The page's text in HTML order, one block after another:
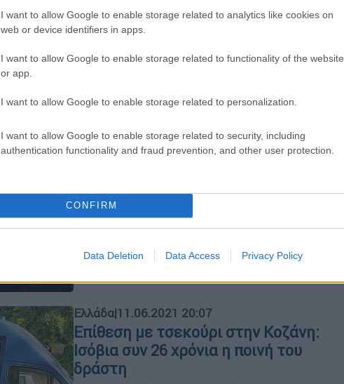
I want to allow Google to enable storage related to analytics like cookies on
web or device identifiers in apps.
I want to allow Google to enable storage related to functionality of the website
or app.
I want to allow Google to enable storage related to personalization.
I want to allow Google to enable storage related to security, including
authentication functionality and fraud prevention, and other user protection.
CONFIRM
Data Deletion Data Access Privacy Policy
Απειλούσε τον κόσμο που είναι στο
Ελλάδα|29.03.2022 21:13
Σοκ στην Πέλλα: Επιτέθηκε στον
τραυμάτισε
Πατέρας επιτέθηκε στον γιο του με
Ελλάδα|11.06.2021 20:07
Επίθεση με τσεκούρι στην Κοζάνη:
Ισόβια συν 26 χρόνια η ποινή του
δράστη